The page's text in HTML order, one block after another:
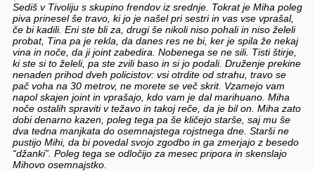
Sediš v Tivoliju s skupino frendov iz srednje. Tokrat je Miha poleg
piva prinesel še travo, ki jo je našel pri sestri in vas vse vprašal,
če bi kadili. Eni ste bli za, drugi še nikoli niso pohali in niso želeli
probat, Tina pa je rekla, da danes res ne bi, ker je spila že nekaj
vina in noče, da ji joint zabedira. Nobenega se ne sili. Tisti štirje,
ki ste si to želeli, pa ste zvili baso in si jo podali. Druženje prekine
nenaden prihod dveh policistov: vsi otrdite od strahu, travo se
pač voha na 30 metrov, ne morete se več skrit. Vzamejo vam
napol skajen joint in vprašajo, kdo vam je dal marihuano. Miha
noče ostalih spraviti v težavo in takoj reče, da je bil on. Miha zato
dobi denarno kazen, poleg tega pa še kličejo starše, saj mu še
dva tedna manjkata do osemnajstega rojstnega dne. Starši ne
pustijo Mihi, da bi povedal svojo zgodbo in ga zmerjajo z besedo
“džanki”. Poleg tega se odločijo za mesec pripora in skenslajo
Mihovo osemnajstko.